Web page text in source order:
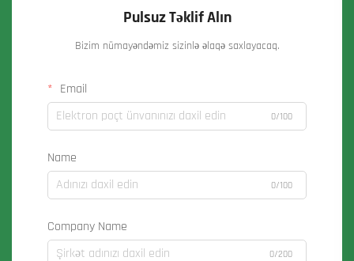
Pulsuz Təklif Alın
Bizim nümayəndəmiz sizinlə əlaqə saxlayacaq.
Email
0/100
Name
0/100
Company Name
0/200